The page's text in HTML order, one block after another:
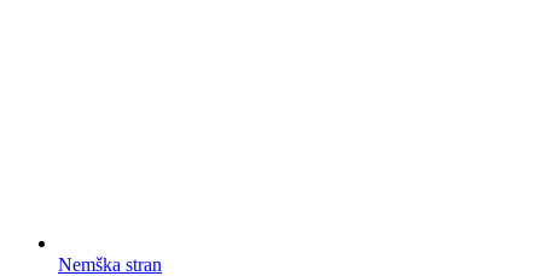
Nemška stran